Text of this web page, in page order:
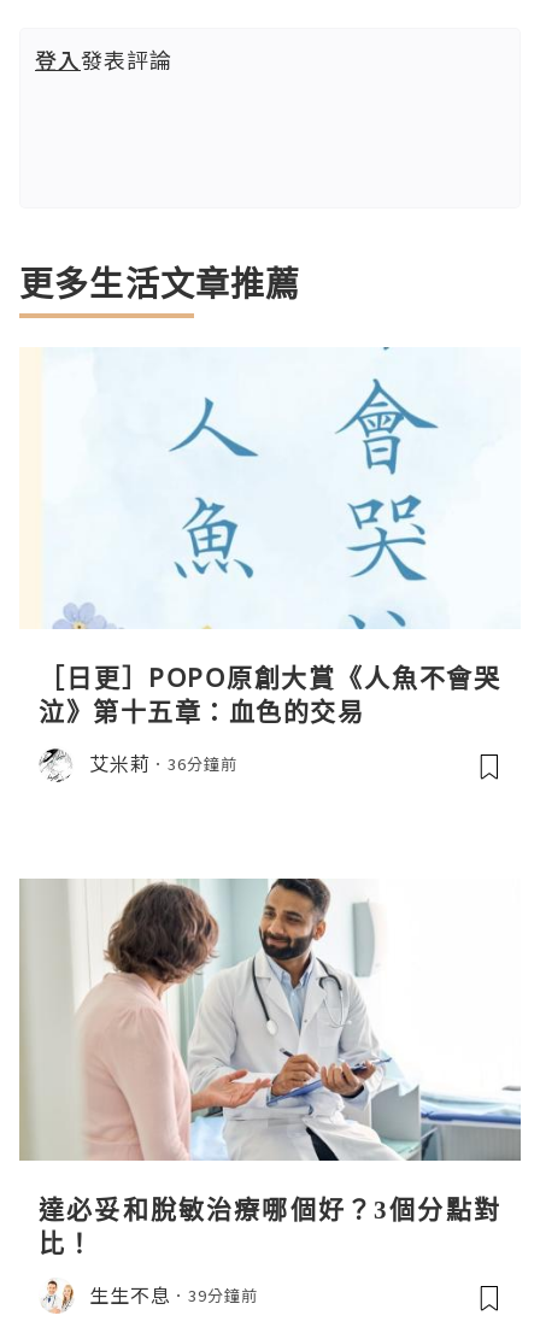
登入發表評論
更多生活文章推薦
［日更］POPO原創大賞《人魚不會哭
泣》第十五章：血色的交易
艾米莉 36分鐘前
達必妥和脫敏治療哪個好？3個分點對
比！
生生不息 39分鐘前